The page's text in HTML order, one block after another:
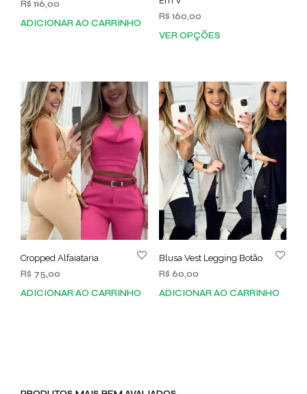
R$ 116,00
ADICIONAR AO CARRINHO
R$ 160,00
VER OPÇÕES
As
do
Cropped Alfaiataria
R$ 75,00
ADICIONAR AO CARRINHO
Blusa Vest Legging Botão
R$ 60,00
ADICIONAR AO CARRINHO